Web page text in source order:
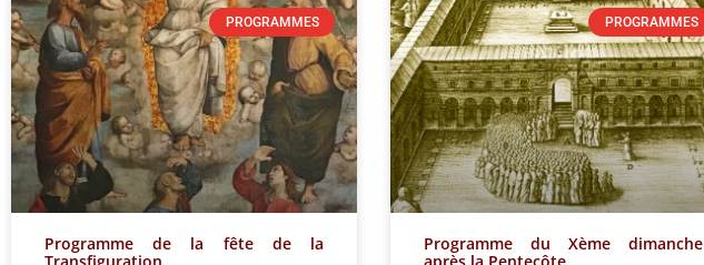
PROGRAMMES
Programme de la fête de la
PROGRAMMES
Programme du Xème dimanche